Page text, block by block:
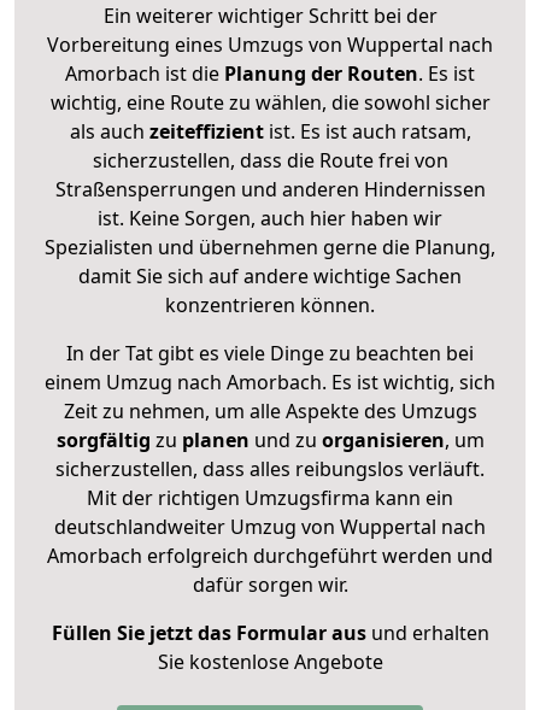
Ein weiterer wichtiger Schritt bei der
Vorbereitung eines Umzugs von Wuppertal nach
Amorbach ist die Planung der Routen. Es ist
wichtig, eine Route zu wählen, die sowohl sicher
als auch zeiteffizientist. Es ist auch ratsam,
sicherzustellen, dass die Route frei von
Straßensperrungen und anderen Hindernissen
ist. Keine Sorgen, auch hier haben wir
Spezialisten und übernehmen gerne die Planung,
damit Sie sich auf andere wichtige Sachen
konzentrieren können.
In der Tat gibt es viele Dinge zu beachten bei
einem Umzug nach Amorbach. Es ist wichtig, sich
Zeit zu nehmen, um alle Aspekte des Umzugs
sorgfältig zu planen und zu organisieren, um
sicherzustellen, dass alles reibungslos verläuft.
Mit der richtigen Umzugsfirma kann ein
deutschlandweiter Umzug von Wuppertal nach
Amorbach erfolgreich durchgeführt werden und
dafür sorgen wir.
Füllen Sie jetzt das Formular ausund erhalten
Sie kostenlose Angebote